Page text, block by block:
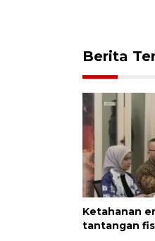
Berita
Ketahanan
tantangan